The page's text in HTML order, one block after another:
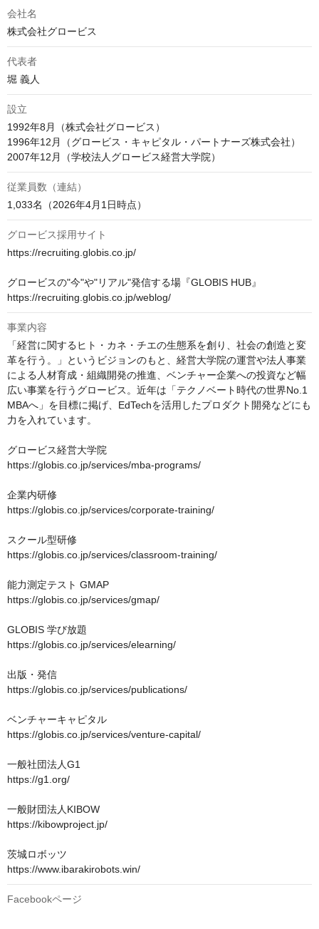
会社名
株式会社グロービス
代表者
堀 義人
設立
1992年8月（株式会社グロービス）
1996年12月（グロービス・キャピタル・パートナーズ株式会社）
2007年12月（学校法人グロービス経営大学院）
従業員数（連結）
1,033名（2026年4月1日時点）
グロービス採用サイト
https://recruiting.globis.co.jp/
グロービスの"今"や"リアル"発信する場『GLOBIS HUB』
https://recruiting.globis.co.jp/weblog/
事業内容
「経営に関するヒト・カネ・チエの生態系を創り、社会の創造と変
革を行う。」というビジョンのもと、経営大学院の運営や法人事業
による人材育成・組織開発の推進、ベンチャー企業への投資など幅
広い事業を行うグロービス。近年は「テクノベート時代の世界No.1
MBAへ」を目標に掲げ、EdTechを活用したプロダクト開発などにも
力を入れています。
グロービス経営大学院
https://globis.co.jp/services/mba-programs/
企業内研修
https://globis.co.jp/services/corporate-training/
スクール型研修
https://globis.co.jp/services/classroom-training/
能力測定テスト GMAP
https://globis.co.jp/services/gmap/
GLOBIS 学び放題
https://globis.co.jp/services/elearning/
出版・発信
https://globis.co.jp/services/publications/
ベンチャーキャピタル
https://globis.co.jp/services/venture-capital/
一般社団法人G1
https://g1.org/
一般財団法人KIBOW
https://kibowproject.jp/
茨城ロボッツ
https://www.ibarakirobots.win/
Facebookページ